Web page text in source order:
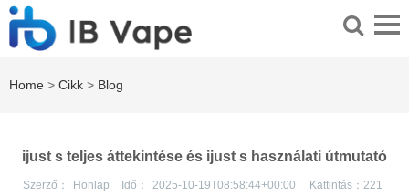
Home > Cikk > Blog
ijust s teljes áttekintése és ijust s használati útmutató
Szerző： Honlap Idő： 2025-10-19T08:58:44+00:00 Kattintás： 221